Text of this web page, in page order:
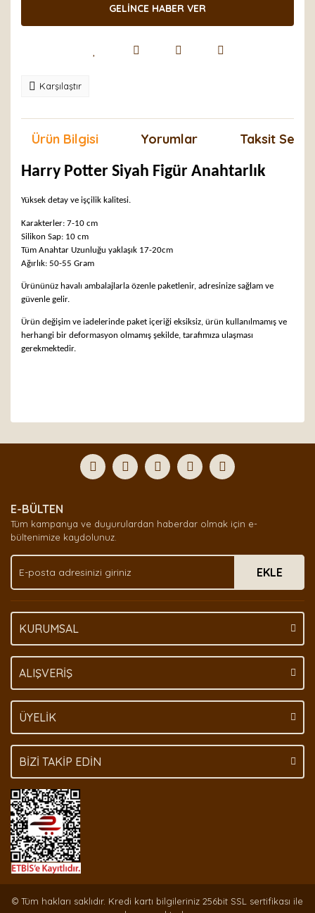
GELİNCE HABER VER
Karşılaştır
Ürün Bilgisi Yorumlar Taksit
Harry Potter Siyah Figür Anahtarlık
Yüksek detay ve işçilik kalitesi.
Karakterler: 7-10 cm
Silikon Sap: 10 cm
Tüm Anahtar Uzunluğu yaklaşık 17-20cm
Ağırlık: 50-55 Gram
Ürününüz havalı ambalajlarla özenle paketlenir, adresinize sağlam ve
güvenle gelir.
Ürün değişim ve iadelerinde paket içeriği eksiksiz, ürün kullanılmamış ve
herhangi bir deformasyon olmamış şekilde, tarafımıza ulaşması
gerekmektedir.
Yorum Yaz
formunu kullanarak tarafımıza iletebilirsiniz.
Görüş ve önerileriniz için teşekkür ederiz.
Ürün açıklamasında eksik bilgiler bulunuyor.
Ürün bilgilerinde hatalar bulunuyor.
Bu ürüne benzer farklı alternatifler olmalı.
E-BÜLTEN
Tüm kampanya ve duyurulardan haberdar olmak için e-
bültenimize kaydolunuz.
EKLE
KURUMSAL
ALIŞVERİŞ
ÜYELİK
BİZİ TAKİP EDİN
© Tüm hakları saklıdır. Kredi kartı bilgileriniz 256bit SSL sertifikası ile